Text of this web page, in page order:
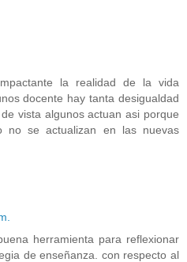
la realidad de la vida
docente hay tanta desigualdad
vista algunos actuan asi porque
no se actualizan en las nuevas
herramienta para reflexionar
de enseñanza. con respecto al